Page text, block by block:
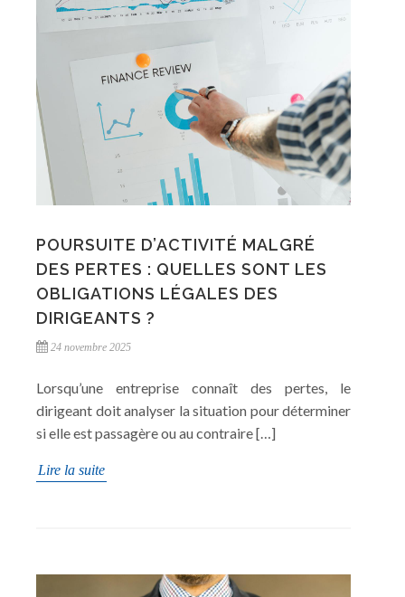
POURSUITE D’ACTIVITÉ MALGRÉ
DES PERTES : QUELLES SONT LES
OBLIGATIONS LÉGALES DES
DIRIGEANTS ?
24 novembre 2025
Lorsqu’une entreprise connaît des pertes, le
dirigeant doit analyser la situation pour déterminer
si elle est passagère ou au contraire […]
Lire la suite